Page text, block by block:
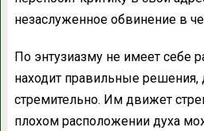
незаслуженное обвинение в
По энтузиазму не имеет себе
находит правильные решения,
стремительно. Им движет
плохом расположении духа